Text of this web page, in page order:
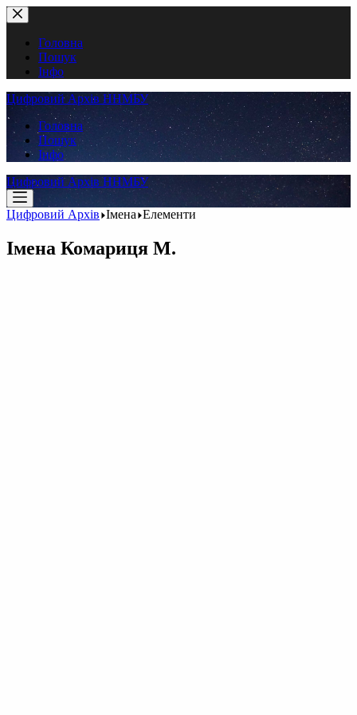
Перейти
до
вмістуГоловна
Пошук
Інфо
Цифровий Архів ННМБУ
Головна
Пошук
Інфо
Цифровий Архів ННМБУ
Цифровий Архів Імена Елементи
Імена Комариця М.